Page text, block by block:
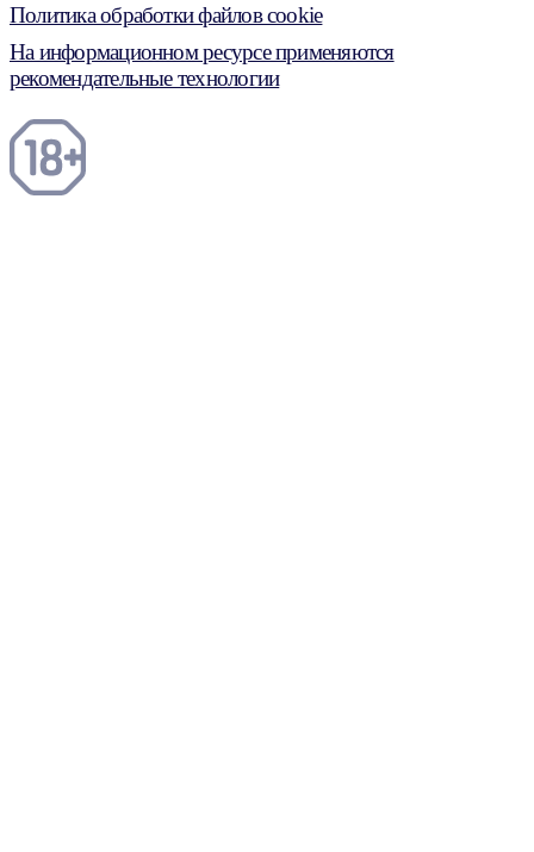
Политика обработки файлов cookie
На информационном ресурсе применяются
рекомендательные технологии